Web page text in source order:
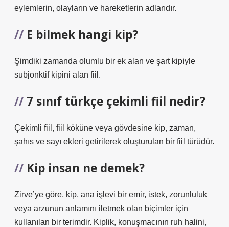
eylemlerin, olayların ve hareketlerin adlarıdır.
E bilmek hangi kip?
Şimdiki zamanda olumlu bir ek alan ve şart kipiyle
subjonktif kipini alan fiil.
7 sınıf türkçe çekimli fiil nedir?
Çekimli fiil, fiil köküne veya gövdesine kip, zaman,
şahıs ve sayı ekleri getirilerek oluşturulan bir fiil türüdür.
Kip insan ne demek?
Zirve’ye göre, kip, ana işlevi bir emir, istek, zorunluluk
veya arzunun anlamını iletmek olan biçimler için
kullanılan bir terimdir. Kiplik, konuşmacının ruh halini,